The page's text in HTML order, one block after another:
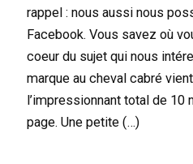
rappel : nous aussi nous
Facebook. Vous savez où
coeur du sujet qui nous
marque au cheval cabré
l’impressionnant total de
page. Une petite (…)